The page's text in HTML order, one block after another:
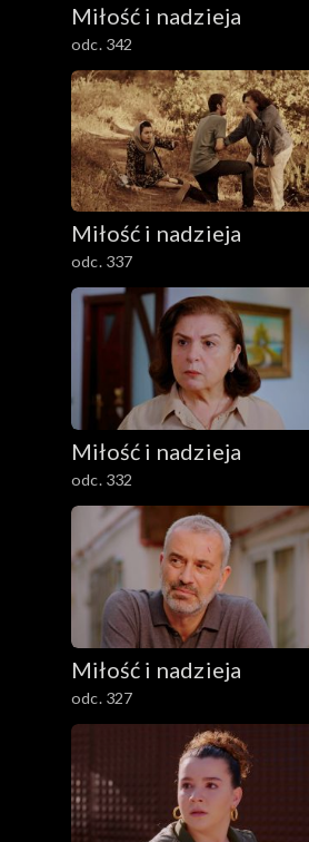
Miłość i nadzieja
odc. 342
Miłość i nadzieja
odc. 337
Miłość i nadzieja
odc. 332
Miłość i nadzieja
odc. 327